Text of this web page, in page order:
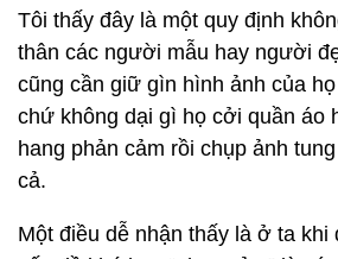
Tôi thấy đây là một quy định
thân các người mẫu hay người
cũng cần giữ gìn hình ảnh của
chứ không dại gì họ cởi quần áo
hang phản cảm rồi chụp ảnh tung
cả.
Một điều dễ nhận thấy là ở ta khi